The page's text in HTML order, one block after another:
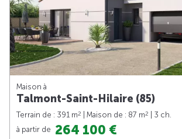
Maison à
Talmont-Saint-Hilaire (85)
Terrain de : 391 m2 | Maison de : 87 m2
| 3 ch.
à partir de 264 100 €